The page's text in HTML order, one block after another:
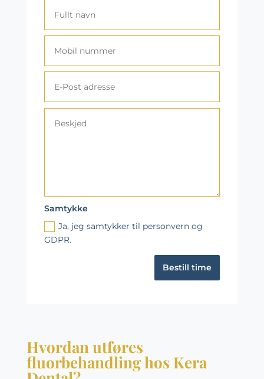
Samtykke
Ja, jeg samtykker til personvern og
GDPR.
Bestill time
Hvordan utføres
fluorbehandling hos Kera